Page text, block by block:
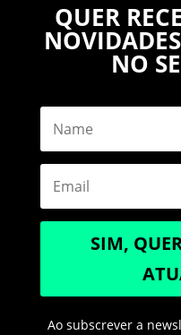
QUER
NO
SIM,
Ao subscrever a